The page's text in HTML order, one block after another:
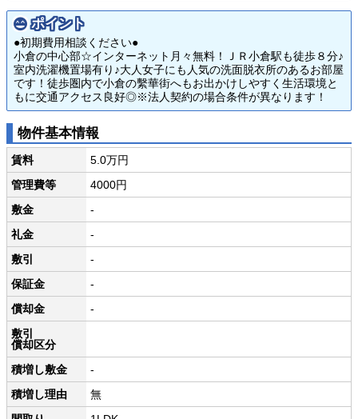
ポイント
●初期費用相談ください●
小倉の中心部☆インターネット月々無料！ＪＲ小倉駅も徒歩８分♪
室内洗濯機置場有り♪大人女子にも人気の洗面脱衣所のあるお部屋
です！徒歩圏内で小倉の繫華街へもお出かけしやすく生活環境と
もに交通アクセス良好◎※法人契約の場合条件が異なります！
物件基本情報
賃料
5.0万円
管理費等
4000円
敷金
-
礼金
-
敷引
-
保証金
-
償却金
-
敷引
償却区分
積増し敷金
-
積増し理由
無